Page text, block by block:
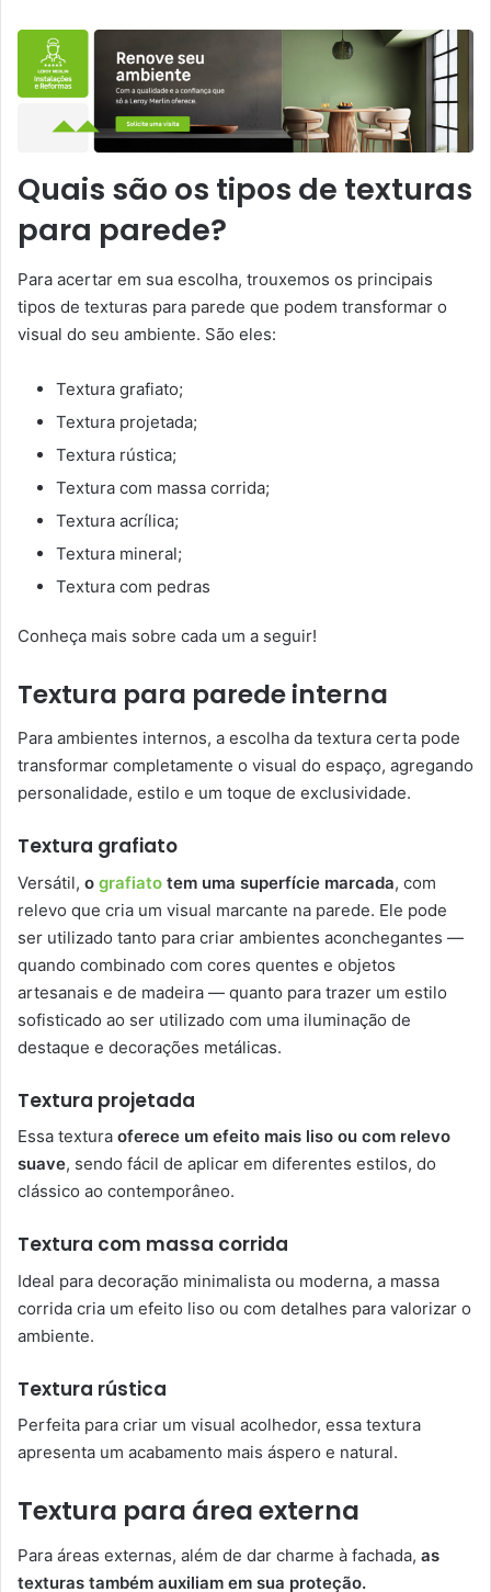
Quais são os tipos de texturas
para parede?
Para acertar em sua escolha, trouxemos os principais
tipos de texturas para parede que podem transformar o
visual do seu ambiente. São eles:
Textura grafiato;
Textura projetada;
Textura rústica;
Textura com massa corrida;
Textura acrílica;
Textura mineral;
Textura com pedras
Conheça mais sobre cada um a seguir!
Textura para parede interna
Para ambientes internos, a escolha da textura certa pode
transformar completamente o visual do espaço, agregando
personalidade, estilo e um toque de exclusividade.
Textura grafiato
Versátil, o grafiato tem uma superfície marcada, com
relevo que cria um visual marcante na parede. Ele pode
ser utilizado tanto para criar ambientes aconchegantes —
quando combinado com cores quentes e objetos
artesanais e de madeira — quanto para trazer um estilo
sofisticado ao ser utilizado com uma iluminação de
destaque e decorações metálicas.
Textura projetada
Essa textura oferece um efeito mais liso ou com relevo
suave, sendo fácil de aplicar em diferentes estilos, do
clássico ao contemporâneo.
Textura com massa corrida
Ideal para decoração minimalista ou moderna, a massa
corrida cria um efeito liso ou com detalhes para valorizar o
ambiente.
Textura rústica
Perfeita para criar um visual acolhedor, essa textura
apresenta um acabamento mais áspero e natural.
Textura para área externa
Para áreas externas, além de dar charme à fachada, as
texturas também auxiliam em sua proteção.